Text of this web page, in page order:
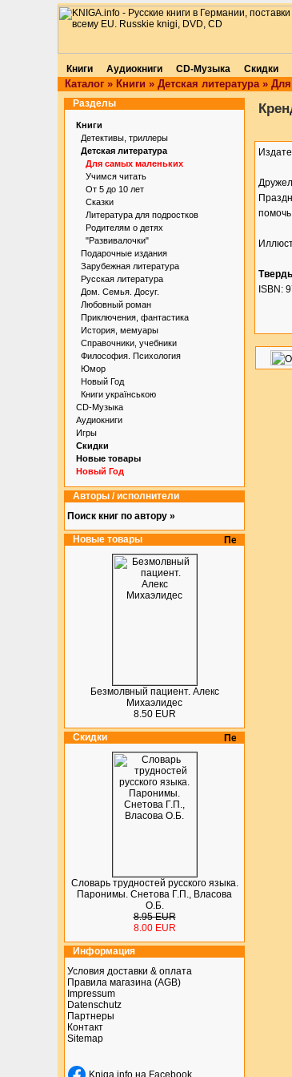
Книги Аудиокниги CD-Музыка Скидки
Каталог » Книги » Детская литература»
Разделы
Книги
Детективы, триллеры
Детская литература
Для самых маленьких
Учимся читать
От 5 до 10 лет
Сказки
Литература для подростков
Родителям о детях
"Развивалочки"
Подарочные издания
Зарубежная литература
Русская литература
Дом. Семья. Досуг.
Любовный роман
Приключения, фантастика
История, мемуары
Справочники, учебники
Философия. Психология
Юмор
Новый Год
Книги українською
CD-Музыка
Аудиокниги
Игры
Скидки
Новые товары
Новый Год
Авторы / исполнители
Поиск книг по автору »
Новые товары
Безмолвный пациент. Алекс
Михаэлидес
8.50 EUR
Скидки
Словарь трудностей русского языка.
Паронимы. Снетова Г.П., Власова
О.Б.
8.95 EUR
8.00 EUR
Информация
Условия доставки & оплата
Правила магазина (AGB)
Impressum
Datenschutz
Партнеры
Контакт
Sitemap
Kniga.info на Facebook
ISBN: